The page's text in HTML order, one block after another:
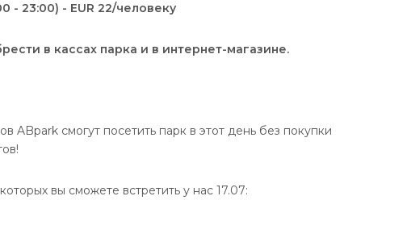
- 23:00) - EUR 22/человеку
в кассах парка и в интернет-магазине.
ABpark смогут посетить парк в этот день без покупки
вы сможете встретить у нас 17.07: